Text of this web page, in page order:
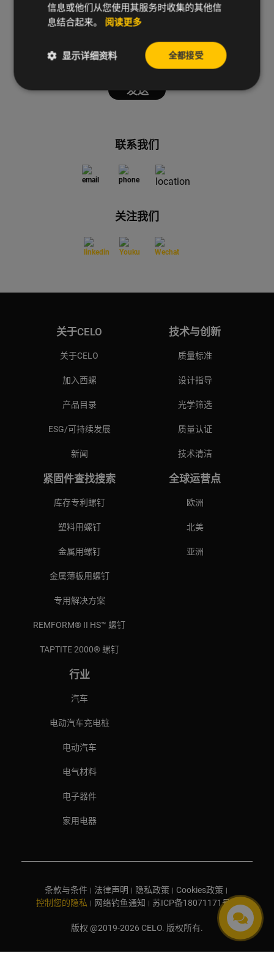
我同意处理我的个人资料并接受CELO的 隐私条款，以便订阅CELO的通
联系我们
关注我们
关于CELO
关于CELO
加入西螺
产品目录
ESG/可持续发展
新闻
紧固件查找搜索
库存专利螺钉
塑料用螺钉
金属用螺钉
金属薄板用螺钉
专用解决方案
REMFORM® II HS™ 螺钉
TAPTITE 2000® 螺钉
行业
汽车
电动汽车充电桩
电动汽车
电气材料
电子器件
家用电器
技术与创新
质量标准
设计指导
光学筛选
质量认证
技术清洁
全球运营点
欧洲
北美
亚洲
条款与条件 | 法律声明 | 隐私政策 | Cookies政策 |
控制您的隐私 | 网络钓鱼通知 | 苏ICP备18071171号-1
版权 @2019-2026 CELO. 版权所有.
信息或他们从您使用其服务时收集的其他信
息结合起来。 阅读更多
全都接受
显示详细资料